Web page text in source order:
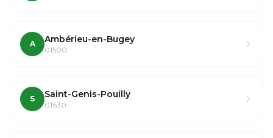
A Ambérieu-en-Bugey
01500
S Saint-Genis-Pouilly
01630